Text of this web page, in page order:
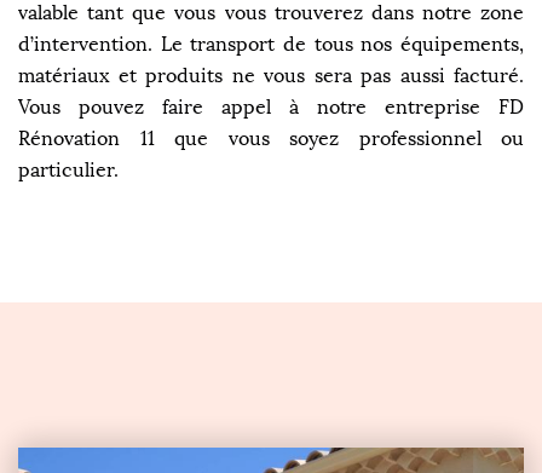
valable tant que vous vous trouverez dans notre zone
d’intervention. Le transport de tous nos équipements,
matériaux et produits ne vous sera pas aussi facturé.
Vous pouvez faire appel à notre entreprise FD
Rénovation 11 que vous soyez professionnel ou
particulier.